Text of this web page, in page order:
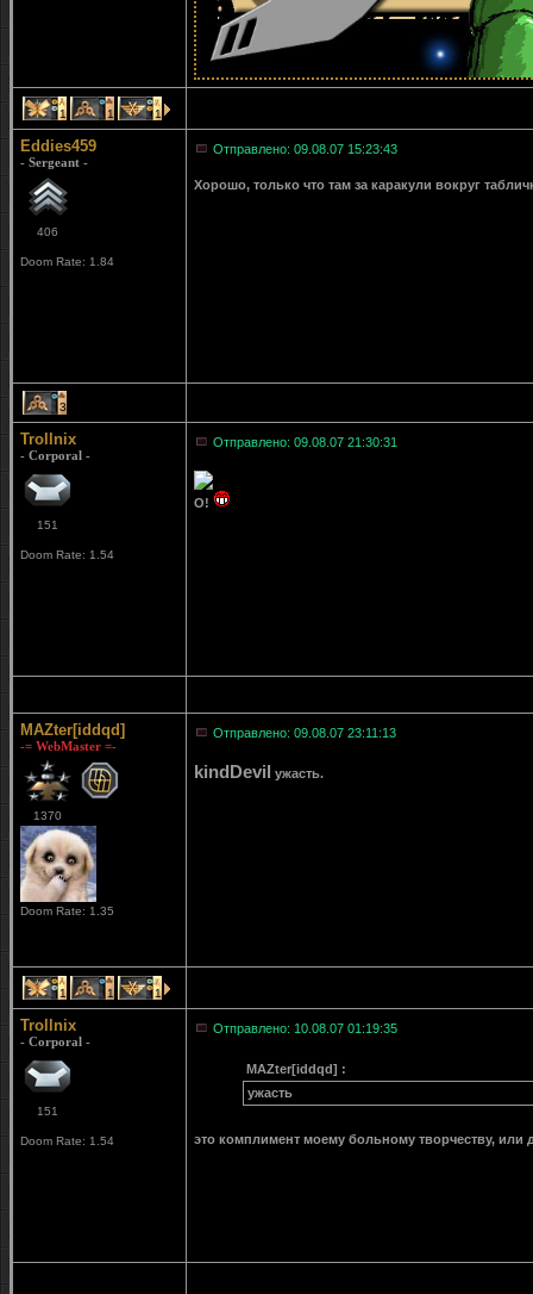
1 1 1
Eddies459
- Sergeant -
406
Doom Rate: 1.84
Отправлено: 09.08.07 15:23:43
Хорошо, только что там за каракули вокруг
3
Trollnix
- Corporal -
151
Doom Rate: 1.54
Отправлено: 09.08.07 21:30:31
О!
MAZter[iddqd]
-= WebMaster =-
1370
Doom Rate: 1.35
Отправлено: 09.08.07 23:11:13
kindDevil ужасть.
1 1 1
Trollnix
- Corporal -
151
Doom Rate: 1.54
Отправлено: 10.08.07 01:19:35
MAZter[iddqd] :
ужасть
это комплимент моему больному творчеству, или